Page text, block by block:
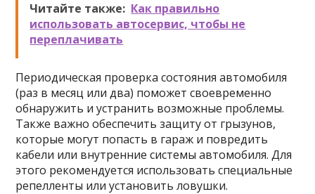
Читайте также: Как правильно
использовать автосервис, чтобы не
переплачивать
Периодическая проверка состояния автомобиля
(раз в месяц или два) поможет своевременно
обнаружить и устранить возможные проблемы.
Также важно обеспечить защиту от грызунов,
которые могут попасть в гараж и повредить
кабели или внутренние системы автомобиля. Для
этого рекомендуется использовать специальные
репелленты или установить ловушки.